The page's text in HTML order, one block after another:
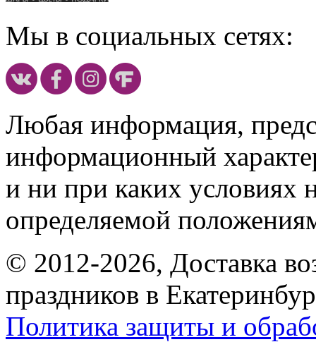
Мы в социальных сетях:
Любая информация,
информационный
и ни при каких условиях
определяемой
© 2012-2026, Доставка
праздников в
Политика защиты и